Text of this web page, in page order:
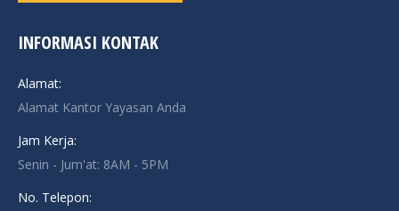
INFORMASI KONTAK
Alamat:
Alamat Kantor Yayasan Anda
Jam Kerja:
Senin - Jum'at: 8AM - 5PM
No. Telepon: